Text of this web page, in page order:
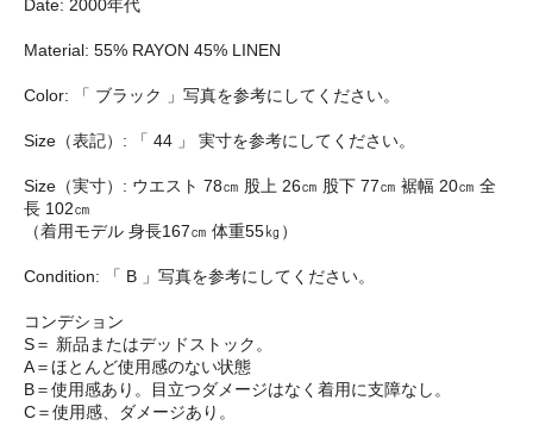
Date: 2000年代
Material: 55% RAYON 45% LINEN
Color: 「 ブラック 」写真を参考にしてください。
Size（表記）: 「 44 」 実寸を参考にしてください。
Size（実寸）: ウエスト 78㎝ 股上 26㎝ 股下 77㎝ 裾幅 20㎝ 全
長 102㎝
（着用モデル 身長167㎝ 体重55㎏）
Condition: 「 B 」写真を参考にしてください。
コンデション
S＝ 新品またはデッドストック。
A＝ほとんど使用感のない状態
B＝使用感あり。目立つダメージはなく着用に支障なし。
C＝使用感、ダメージあり。